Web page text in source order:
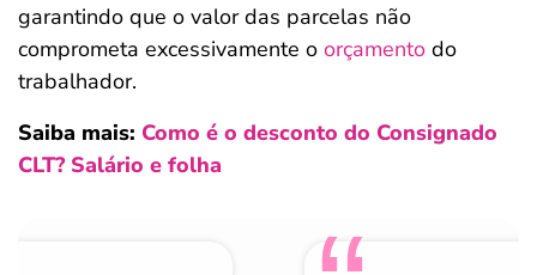
garantindo que o valor das parcelas não
comprometa excessivamente o orçamento do
trabalhador.
Saiba mais: Como é o desconto do Consignado
CLT? Salário e folha